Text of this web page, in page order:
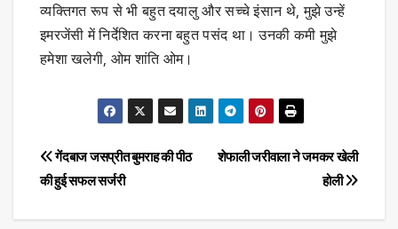
व्यक्तिगत रूप से भी बहुत दयालु और सच्चे इंसान थे, मुझे उन्हें
इमरजेंसी में निर्देशित करना बहुत पसंद था। उनकी कमी मुझे
हमेशा खलेगी, ओम शांति ओम।
Post
navigation
शेफाली जरीवाला ने जमकर खेली
होली
गेंदबाज जसप्रीत बुमराह की पीठ
की हुई सफल सर्जरी